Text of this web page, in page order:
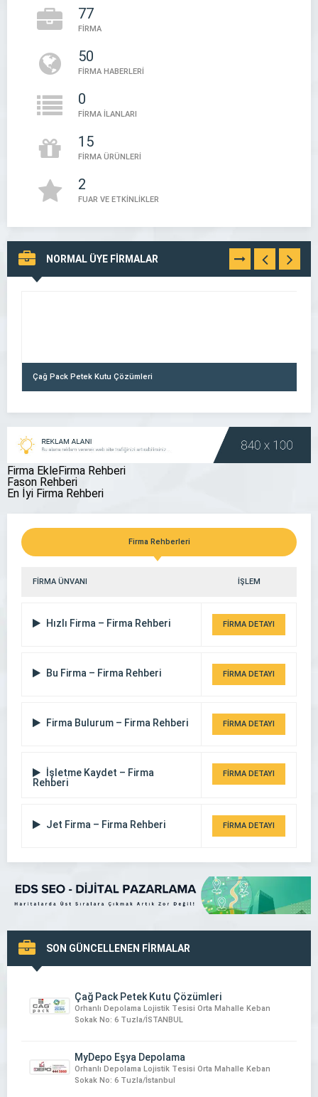
Firma Evi – Firma Rehberi
Firma Evi
05394497888
77
FİRMA
50
FİRMA HABERLERİ
0
FİRMA İLANLARI
15
FİRMA ÜRÜNLERİ
2
FUAR VE ETKİNLİKLER
NORMAL ÜYE FİRMALAR TÜMÜNÜ
GÖR
Çağ Pack Petek Kutu Çözümleri
Çorum Avukat Enes Mantı
Firma EkleFirma Rehberi
Fason Rehberi
En İyi Firma Rehberi
Firma Rehberleri
FİRMA ÜNVANI İŞLEM
Hızlı Firma – Firma Rehberi FİRMA DETAYI
Bu Firma – Firma Rehberi FİRMA DETAYI
Firma Bulurum – Firma Rehberi FİRMA DETAYI
İşletme Kaydet – Firma
Rehberi
FİRMA DETAYI
Jet Firma – Firma Rehberi FİRMA DETAYI
SON GÜNCELLENEN FİRMALAR
Çağ Pack Petek Kutu Çözümleri
Orhanlı Depolama Lojistik Tesisi Orta Mahalle Keban
Sokak No: 6 Tuzla/İSTANBUL
MyDepo Eşya Depolama
Orhanlı Depolama Lojistik Tesisi Orta Mahalle Keban
Sokak No: 6 Tuzla/İstanbul